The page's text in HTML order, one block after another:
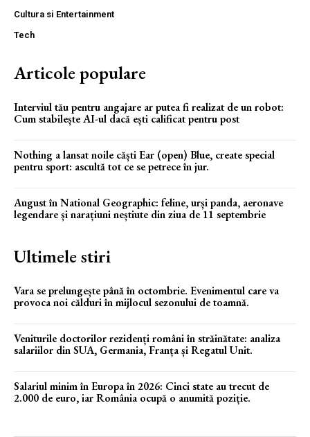
Cultura si Entertainment
Tech
Articole populare
Interviul tău pentru angajare ar putea fi realizat de un robot:
Cum stabilește AI-ul dacă ești calificat pentru post
Nothing a lansat noile căști Ear (open) Blue, create special
pentru sport: ascultă tot ce se petrece în jur.
August în National Geographic: feline, urși panda, aeronave
legendare și narațiuni neștiute din ziua de 11 septembrie
Ultimele stiri
Vara se prelungește până în octombrie. Evenimentul care va
provoca noi călduri în mijlocul sezonului de toamnă.
Veniturile doctorilor rezidenți români în străinătate: analiza
salariilor din SUA, Germania, Franța și Regatul Unit.
Salariul minim în Europa în 2026: Cinci state au trecut de
2.000 de euro, iar România ocupă o anumită poziție.